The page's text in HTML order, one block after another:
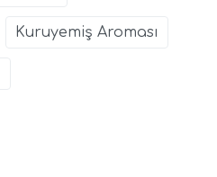
Kuruyemiş Aroması